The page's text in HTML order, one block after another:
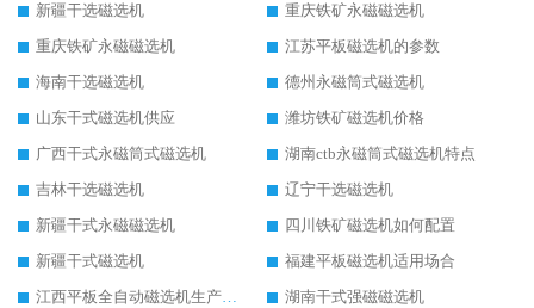
新疆干选磁选机
重庆铁矿永磁磁选机
重庆铁矿永磁磁选机
江苏平板磁选机的参数
海南干选磁选机
德州永磁筒式磁选机
山东干式磁选机供应
潍坊铁矿磁选机价格
广西干式永磁筒式磁选机
湖南ctb永磁筒式磁选机特点
吉林干选磁选机
辽宁干选磁选机
新疆干式永磁磁选机
四川铁矿磁选机如何配置
新疆干式磁选机
福建平板磁选机适用场合
江西平板全自动磁选机生产厂家
湖南干式强磁磁选机